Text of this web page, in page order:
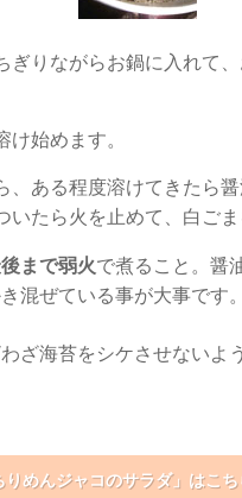
ぎりながらお鍋に入れて
け始めます。
、ある程度溶けてきたら
いたら火を止めて、白ごま
まで弱火で煮ること。醤
混ぜている事が大事です。
ざ海苔をシケさせないよ
めんジャコのサラダ」はこち